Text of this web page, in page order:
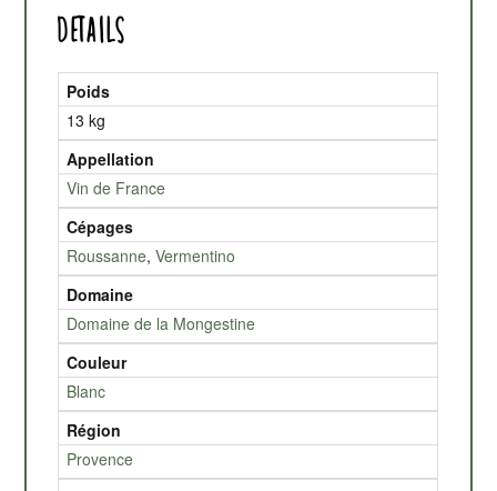
Details
Poids
13 kg
Appellation
Vin de France
Cépages
Roussanne,Vermentino
Domaine
Domaine de la Mongestine
Couleur
Blanc
Région
Provence